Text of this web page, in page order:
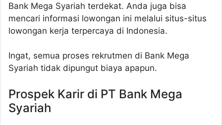
Bank Mega Syariah terdekat. Anda juga bisa
mencari informasi lowongan ini melalui situs-situs
lowongan kerja terpercaya di Indonesia.
Ingat, semua proses rekrutmen di Bank Mega
Syariah tidak dipungut biaya apapun.
Prospek Karir di PT Bank Mega
Syariah